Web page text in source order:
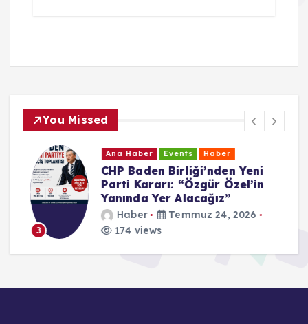
You Missed
3
Ana Haber Events Haber
CHP Baden Birliği’nden Yeni
Parti Kararı: “Özgür Özel’in
Yanında Yer Alacağız”
Haber
Temmuz 24, 2026
174 views